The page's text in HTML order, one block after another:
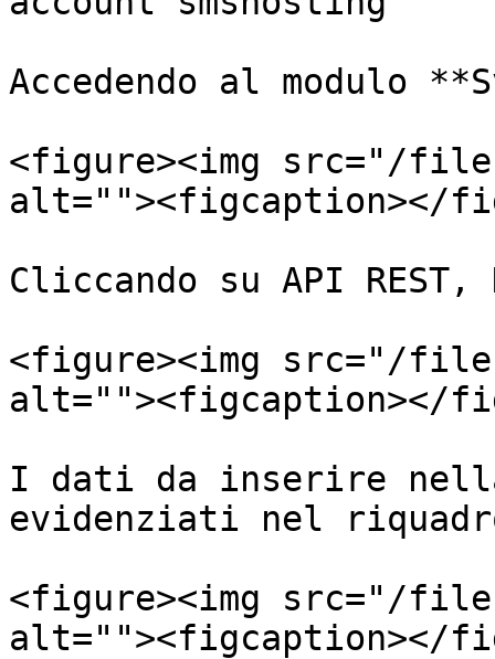
Accedendo al modulo
<figure><img src="/files/
alt=""><figcaption></
Cliccando su API REST,
<figure><img src="/files/
alt=""><figcaption></
I dati da inserire
evidenziati nel
<figure><img src="/
alt=""><figcaption></